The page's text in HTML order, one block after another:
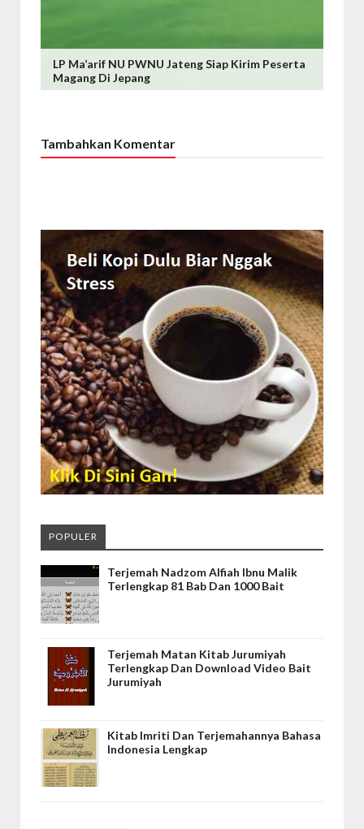
LP Ma’arif NU PWNU Jateng Siap Kirim Peserta
Magang Di Jepang
Tambahkan Komentar
POPULER
Terjemah Nadzom Alfiah Ibnu Malik
Terlengkap 81 Bab Dan 1000 Bait
Terjemah Matan Kitab Jurumiyah
Terlengkap Dan Download Video Bait
Jurumiyah
Kitab Imriti Dan Terjemahannya Bahasa
Indonesia Lengkap